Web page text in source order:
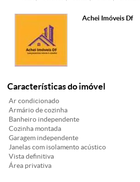
Achei Imóveis Df
Características do imóvel
Ar condicionado
Armário de cozinha
Banheiro independente
Cozinha montada
Garagem independente
Janelas com isolamento acústico
Vista definitiva
Área privativa